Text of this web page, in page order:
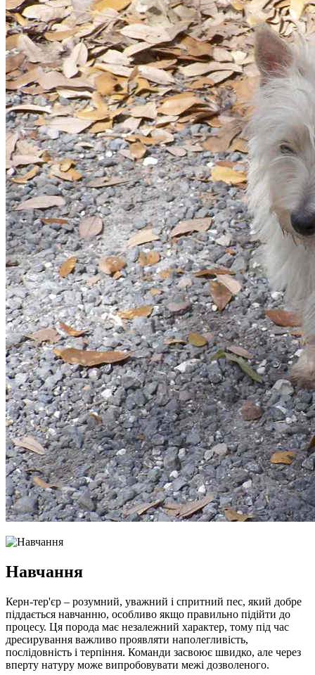
Навчання
Керн-тер'єр – розумний, уважний і спритний пес, який добре
піддається навчанню, особливо якщо правильно підійти до
процесу. Ця порода має незалежний характер, тому під час
дресирування важливо проявляти наполегливість,
послідовність і терпіння. Команди засвоює швидко, але через
вперту натуру може випробовувати межі дозволеного.